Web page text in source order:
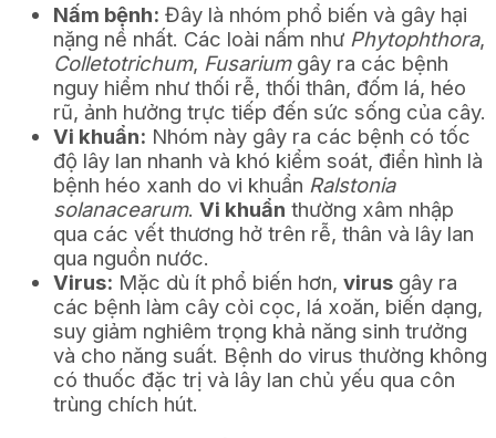
Nấm bệnh: Đây là nhóm phổ biến và gây hại
nặng nề nhất. Các loài nấm như Phytophthora,
Colletotrichum, Fusariumgây ra các bệnh
nguy hiểm như thối rễ, thối thân, đốm lá, héo
rũ, ảnh hưởng trực tiếp đến sức sống của cây.
Vi khuẩn: Nhóm này gây ra các bệnh có tốc
độ lây lan nhanh và khó kiểm soát, điển hình là
bệnh héo xanh do vi khuẩn Ralstonia
solanacearum. Vi khuẩn thường xâm nhập
qua các vết thương hở trên rễ, thân và lây lan
qua nguồn nước.
Virus: Mặc dù ít phổ biến hơn, virus gây ra
các bệnh làm cây còi cọc, lá xoăn, biến dạng,
suy giảm nghiêm trọng khả năng sinh trưởng
và cho năng suất. Bệnh do virus thường không
có thuốc đặc trị và lây lan chủ yếu qua côn
trùng chích hút.